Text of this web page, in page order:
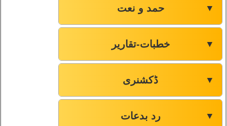
حمد و نعت ▼
خطبات-تقاریر ▼
ڈکشنری ▼
رد بدعات ▼